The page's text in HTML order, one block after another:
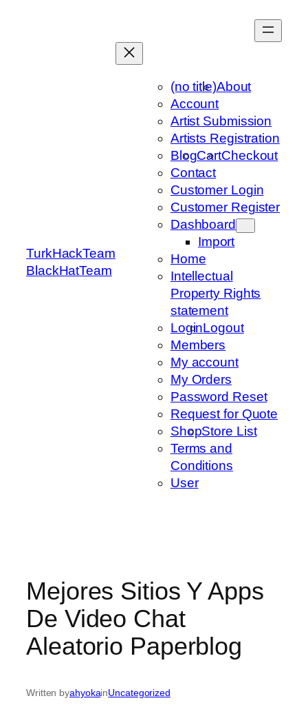
TurkHackTeam
BlackHatTeam
(no title)About
Account
Artist Submission
Artists Registration
BlogCartCheckout
Contact
Customer Login
Customer Register
Dashboard
Import
Home
Intellectual
Property Rights
statement
LoginLogout
Members
My account
My Orders
Password Reset
Request for Quote
ShopStore List
Terms and
Conditions
User
Mejores Sitios Y Apps
De Video Chat
Aleatorio Paperblog
Written byahyokainUncategorized